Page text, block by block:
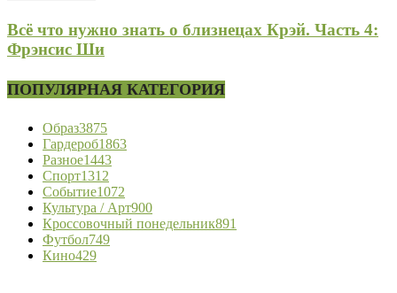
Всё что нужно знать о близнецах Крэй. Часть 4:
Фрэнсис Ши
ПОПУЛЯРНАЯ КАТЕГОРИЯ
Образ3875
Гардероб1863
Разное1443
Спорт1312
Событие1072
Культура / Арт900
Кроссовочный понедельник891
Футбол749
Кино429